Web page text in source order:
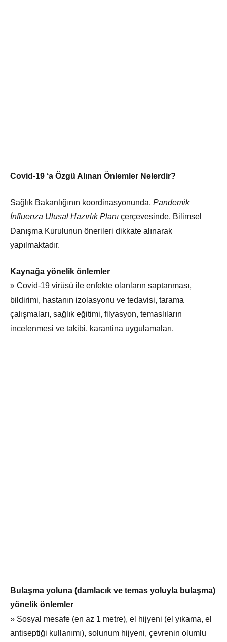
Covid-19 ‘a Özgü Alınan Önlemler Nelerdir?
Sağlık Bakanlığının koordinasyonunda, Pandemik
İnfluenza Ulusal Hazırlık Planı çerçevesinde, Bilimsel
Danışma Kurulunun önerileri dikkate alınarak
yapılmaktadır.
Kaynağa yönelik önlemler
» Covid-19 virüsü ile enfekte olanların saptanması,
bildirimi, hastanın izolasyonu ve tedavisi, tarama
çalışmaları, sağlık eğitimi, filyasyon, temaslıların
incelenmesi ve takibi, karantina uygulamaları.
Bulaşma yoluna (damlacık ve temas yoluyla bulaşma)
yönelik önlemler
» Sosyal mesafe (en az 1 metre), el hijyeni (el yıkama, el
antiseptiği kullanımı), solunum hijyeni, çevrenin olumlu